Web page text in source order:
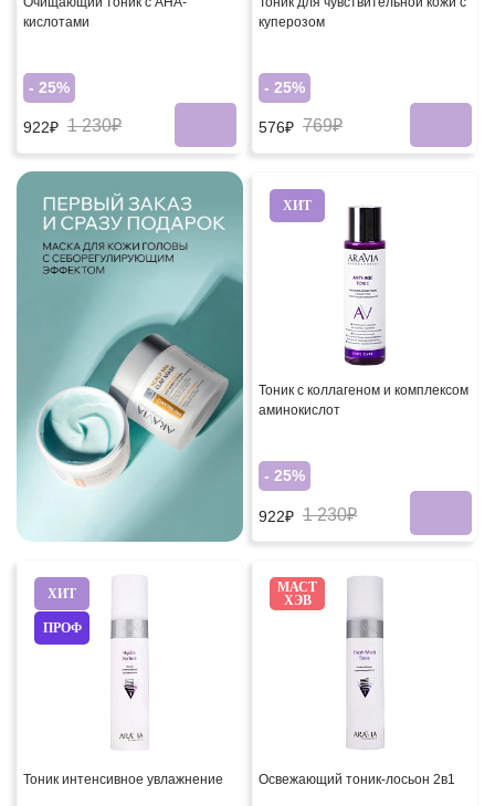
кислотами
- 25%
922₽ 1 230₽
куперозом
- 25%
576₽ 769₽
ХИТ
Тоник с коллагеном и комплексом
аминокислот
- 25%
922₽ 1 230₽
ХИТ
ПРОФ
Тоник интенсивное увлажнение
МАСТ
ХЭВ
Освежающий тоник-лосьон 2в1